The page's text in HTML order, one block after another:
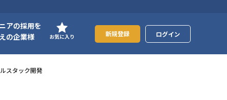
アの採用を
の企業様
お気に入り 新規登録 ログイン
スタック開発